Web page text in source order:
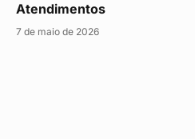
Atendimentos
7 de maio de 2026